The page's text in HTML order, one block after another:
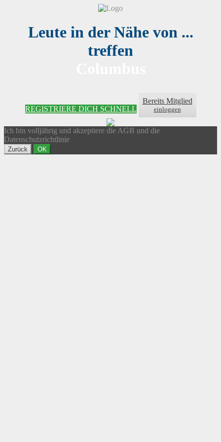
Leute in der Nähe von ...
treffen
REGISTRIERE DICH SCHNELL
Bereits Mitglied
einloggen
Ich bin volljährig und akzeptiere die AGB und die
Datenschutzrichtlinie
Zurück OK